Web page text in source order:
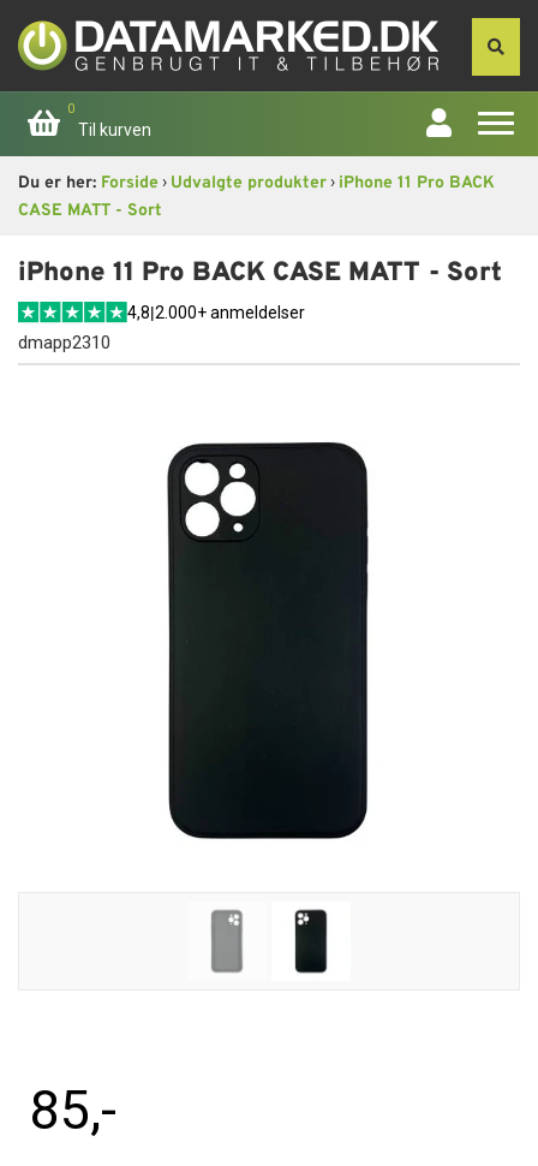
0
Til kurven
Forside
Apple
Computer
>>BACK-2-SCHOOL<<
Du er her: Forside› Udvalgte produkter› iPhone 11 Pro BACK
CASE MATT - Sort
iPhone 11 Pro BACK CASE MATT - Sort
4,8|2.000+ anmeldelser
dmapp2310
85,-